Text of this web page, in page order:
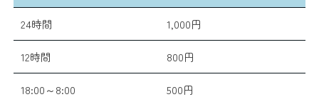
24時間 1,000円
12時間 800円
18:00～8:00 500円